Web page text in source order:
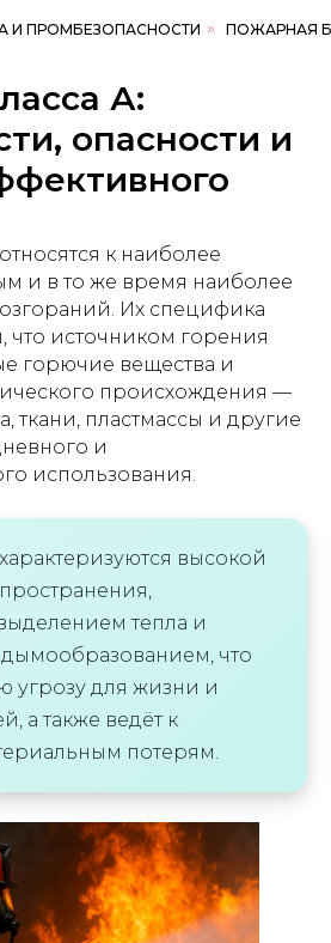
И ПРОМБЕЗОПАСНОСТИ »
ПОЖАРНАЯ
А:
опасности и
к наиболее
и в то же время наиболее
Их специфика
что источником горения
горючие вещества и
происхождения —
ткани, пластмассы и другие
и
использования.
высокой
тепла и
что
угрозу для жизни и
а также ведёт к
потерям.